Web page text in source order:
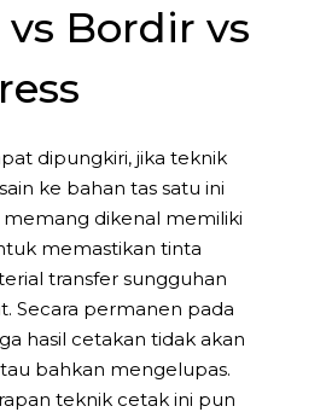
Bordir vs
dipungkiri, jika teknik
ke bahan tas satu ini
memang dikenal memiliki
memastikan tinta
transfer sungguhan
Secara permanen pada
hasil cetakan tidak akan
bahkan mengelupas.
teknik cetak ini pun